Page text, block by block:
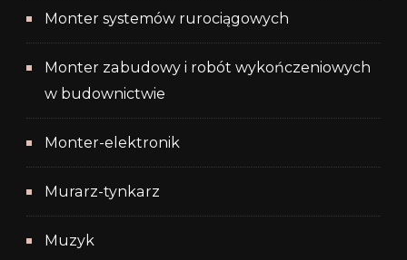
Monter systemów rurociągowych
Monter zabudowy i robót wykończeniowych
w budownictwie
Monter-elektronik
Murarz-tynkarz
Muzyk